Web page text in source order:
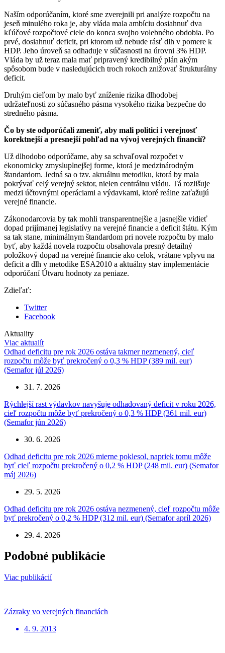
Naším odporúčaním, ktoré sme zverejnili pri analýze rozpočtu na
jeseň minulého roka je, aby vláda mala ambíciu dosiahnuť dva
kľúčové rozpočtové ciele do konca svojho volebného obdobia. Po
prvé, dosiahnuť deficit, pri ktorom už nebude rásť dlh v pomere k
HDP. Jeho úroveň sa odhaduje v súčasnosti na úrovni 3% HDP.
Vláda by už teraz mala mať pripravený kredibilný plán akým
spôsobom bude v nasledujúcich troch rokoch znižovať štrukturálny
deficit.
Druhým cieľom by malo byť zníženie rizika dlhodobej
udržateľnosti zo súčasného pásma vysokého rizika bezpečne do
stredného pásma.
Čo by ste odporúčali zmeniť, aby mali politici i verejnosť
korektnejší a presnejší pohľad na vývoj verejných financií?
Už dlhodobo odporúčame, aby sa schvaľoval rozpočet v
ekonomicky zmysluplnejšej forme, ktorá je medzinárodným
štandardom. Jedná sa o tzv. akruálnu metodiku, ktorá by mala
pokrývať celý verejný sektor, nielen centrálnu vládu. Tá rozlišuje
medzi účtovnými operáciami a výdavkami, ktoré reálne zaťažujú
verejné financie.
Zákonodarcovia by tak mohli transparentnejšie a jasnejšie vidieť
dopad prijímanej legislatívy na verejné financie a deficit štátu. Kým
sa tak stane, minimálnym štandardom pri novele rozpočtu by malo
byť, aby každá novela rozpočtu obsahovala presný detailný
položkový dopad na verejné financie ako celok, vrátane vplyvu na
deficit a dlh v metodike ESA2010 a aktuálny stav implementácie
odporúčaní Útvaru hodnoty za peniaze.
Zdieľať:
Twitter
Facebook
Aktuality
Viac aktualít
Odhad deficitu pre rok 2026 ostáva takmer nezmenený, cieľ
rozpočtu môže byť prekročený o 0,3 % HDP (389 mil. eur)
(Semafor júl 2026)
31. 7. 2026
Rýchlejší rast výdavkov navyšuje odhadovaný deficit v roku 2026,
cieľ rozpočtu môže byť prekročený o 0,3 % HDP (361 mil. eur)
(Semafor jún 2026)
30. 6. 2026
Odhad deficitu pre rok 2026 mierne poklesol, napriek tomu môže
byť cieľ rozpočtu prekročený o 0,2 % HDP (248 mil. eur) (Semafor
máj 2026)
29. 5. 2026
Odhad deficitu pre rok 2026 ostáva nezmenený, cieľ rozpočtu môže
byť prekročený o 0,2 % HDP (312 mil. eur) (Semafor apríl 2026)
29. 4. 2026
Podobné publikácie
Viac publikácií
Zázraky vo verejných financiách
4. 9. 2013